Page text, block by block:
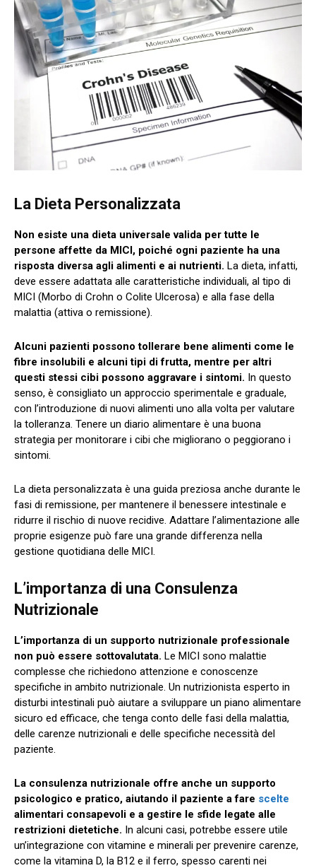
La Dieta Personalizzata
Non esiste una dieta universale valida per tutte le
persone affette da MICI, poiché ogni paziente ha una
risposta diversa agli alimenti e ai nutrienti. La dieta, infatti,
deve essere adattata alle caratteristiche individuali, al tipo di
MICI (Morbo di Crohn o Colite Ulcerosa) e alla fase della
malattia (attiva o remissione).
Alcuni pazienti possono tollerare bene alimenti come le
fibre insolubili e alcuni tipi di frutta, mentre per altri
questi stessi cibi possono aggravare i sintomi. In questo
senso, è consigliato un approccio sperimentale e graduale,
con l’introduzione di nuovi alimenti uno alla volta per valutare
la tolleranza. Tenere un diario alimentare è una buona
strategia per monitorare i cibi che migliorano o peggiorano i
sintomi.
La dieta personalizzata è una guida preziosa anche durante le
fasi di remissione, per mantenere il benessere intestinale e
ridurre il rischio di nuove recidive. Adattare l’alimentazione alle
proprie esigenze può fare una grande differenza nella
gestione quotidiana delle MICI.
L’importanza di una Consulenza
Nutrizionale
L’importanza di un supporto nutrizionale professionale
non può essere sottovalutata. Le MICI sono malattie
complesse che richiedono attenzione e conoscenze
specifiche in ambito nutrizionale. Un nutrizionista esperto in
disturbi intestinali può aiutare a sviluppare un piano alimentare
sicuro ed efficace, che tenga conto delle fasi della malattia,
delle carenze nutrizionali e delle specifiche necessità del
paziente.
La consulenza nutrizionale offre anche un supporto
psicologico e pratico, aiutando il paziente a fare scelte
alimentari consapevoli e a gestire le sfide legate alle
restrizioni dietetiche. In alcuni casi, potrebbe essere utile
un’integrazione con vitamine e minerali per prevenire carenze,
come la vitamina D, la B12 e il ferro, spesso carenti nei